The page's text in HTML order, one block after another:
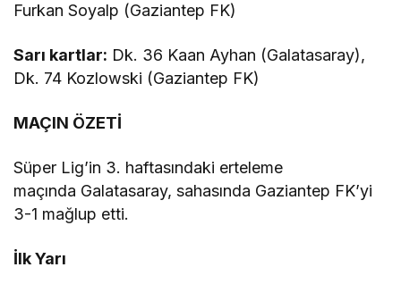
Furkan Soyalp (Gaziantep FK)
Sarı kartlar: Dk. 36 Kaan Ayhan (Galatasaray),
Dk. 74 Kozlowski (Gaziantep FK)
MAÇIN ÖZETİ
Süper Lig’in 3. haftasındaki erteleme
maçında Galatasaray, sahasında Gaziantep FK’yi
3-1 mağlup etti.
İlk Yarı